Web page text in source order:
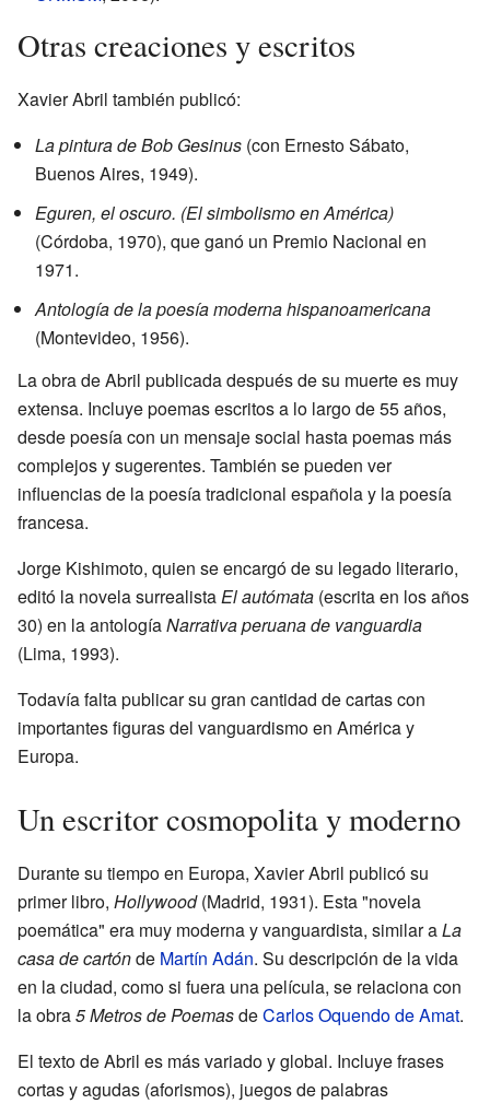
Otras creaciones y escritos
Xavier Abril también publicó:
La pintura de Bob Gesinus (con Ernesto Sábato,
Buenos Aires, 1949).
Eguren, el oscuro. (El simbolismo en América)
(Córdoba, 1970), que ganó un Premio Nacional en
1971.
Antología de la poesía moderna hispanoamericana
(Montevideo, 1956).
La obra de Abril publicada después de su muerte es muy
extensa. Incluye poemas escritos a lo largo de 55 años,
desde poesía con un mensaje social hasta poemas más
complejos y sugerentes. También se pueden ver
influencias de la poesía tradicional española y la poesía
francesa.
Jorge Kishimoto, quien se encargó de su legado literario,
editó la novela surrealistaEl autómata (escrita en los años
30) en la antologíaNarrativa peruana de vanguardia
(Lima, 1993).
Todavía falta publicar su gran cantidad de cartas con
importantes figuras del vanguardismo en América y
Europa.
Un escritor cosmopolita y moderno
Durante su tiempo en Europa, Xavier Abril publicó su
primer libro, Hollywood(Madrid, 1931). Esta "novela
poemática" era muy moderna y vanguardista, similar aLa
casa de cartónde Martín Adán. Su descripción de la vida
en la ciudad, como si fuera una película, se relaciona con
la obra5 Metros de PoemasdeCarlos Oquendo de Amat.
El texto de Abril es más variado y global. Incluye frases
cortas y agudas (aforismos), juegos de palabras